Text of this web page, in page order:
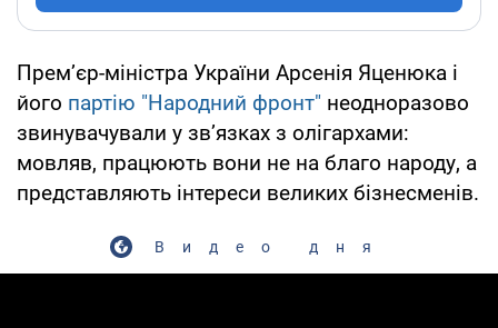
Прем’єр-міністра України Арсенія Яценюка і
його партію "Народний фронт" неодноразово
звинувачували у зв’язках з олігархами:
мовляв, працюють вони не на благо народу, а
представляють інтереси великих бізнесменів.
Видео дня